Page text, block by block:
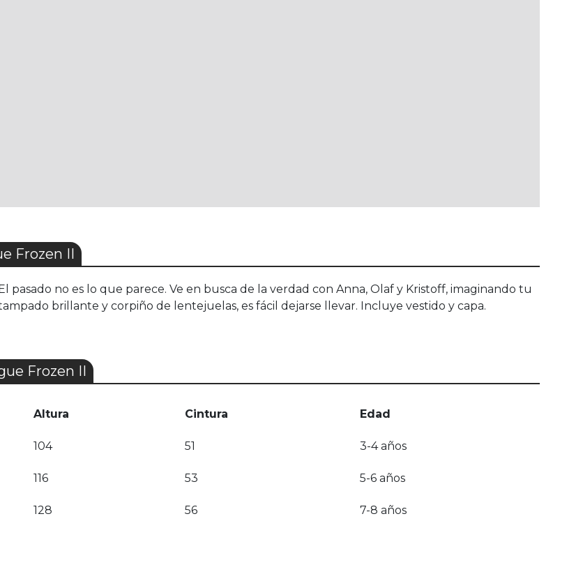
Frozen II
pasado no es lo que parece. Ve en busca de la verdad con Anna, Olaf y Kristoff, imaginando tu
brillante y corpiño de lentejuelas, es fácil dejarse llevar. Incluye vestido y capa.
Frozen II
Altura Cintura Edad
104 51 3-4 años
116 53 5-6 años
128 56 7-8 años